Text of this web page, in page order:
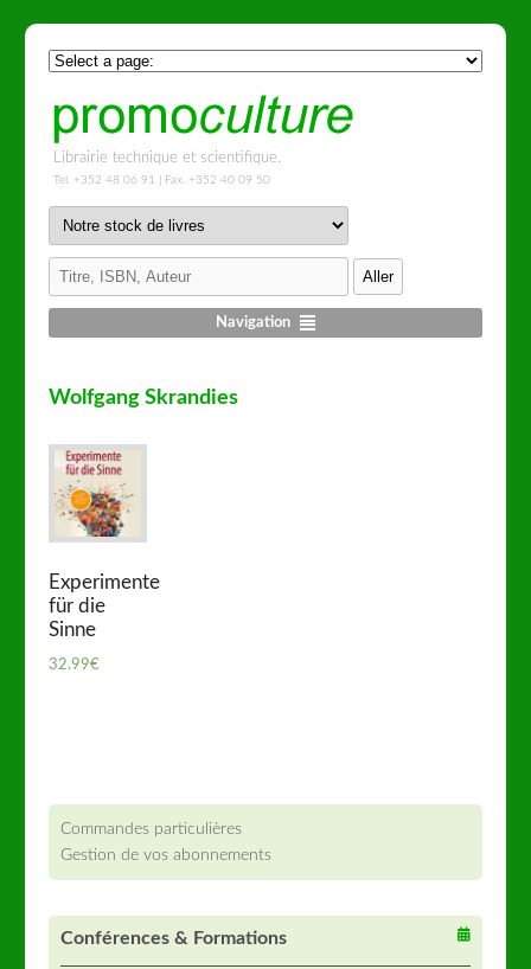
Librairie technique et scientifique.
Tel. +352 48 06 91 | Fax. +352 40 09 50
Navigation
Wolfgang Skrandies
Experimente
für die
Sinne
32.99€
Commandes particulières
Gestion de vos abonnements
Conférences & Formations